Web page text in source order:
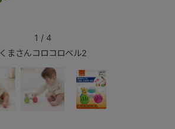
くまさんコロコロベル2
1 / 4